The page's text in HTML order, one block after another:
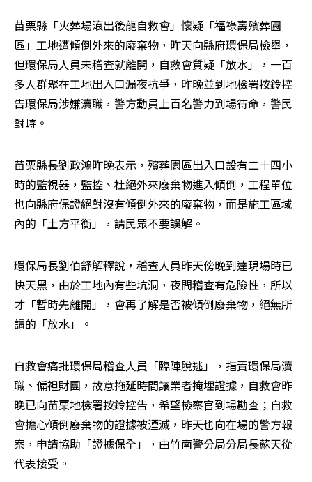
苗栗縣「火葬場滾出後龍自救會」懷疑「福祿壽殯葬園
區」工地遭傾倒外來的廢棄物，昨天向縣府環保局檢舉，
但環保局人員未稽查就離開，自救會質疑「放水」，一百
多人群聚在工地出入口漏夜抗爭，昨晚並到地檢署按鈴控
告環保局涉嫌瀆職，警方動員上百名警力到場待命，警民
對峙。
苗栗縣長劉政鴻昨晚表示，殯葬園區出入口設有二十四小
時的監視器，監控、杜絕外來廢棄物進入傾倒，工程單位
也向縣府保證絕對沒有傾倒外來的廢棄物，而是施工區域
內的「土方平衡」，請民眾不要誤解。
環保局長劉伯舒解釋說，稽查人員昨天傍晚到達現場時已
快天黑，由於工地內有些坑洞，夜間稽查有危險性，所以
才「暫時先離開」，會再了解是否被傾倒廢棄物，絕無所
謂的「放水」。
自救會痛批環保局稽查人員「臨陣脫逃」，指責環保局瀆
職、偏袒財團，故意拖延時間讓業者掩埋證據，自救會昨
晚已向苗栗地檢署按鈴控告，希望檢察官到場勘查；自救
會擔心傾倒廢棄物的證據被湮滅，昨天也向在場的警方報
案，申請協助「證據保全」，由竹南警分局分局長蘇天從
代表接受。